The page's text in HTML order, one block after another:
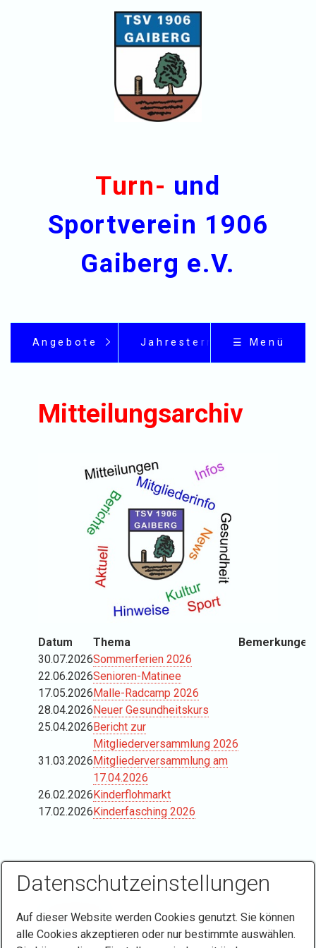
Turn- und
Sportverein 1906
Gaiberg e.V.
Angebote Jahrestermine☰ Menü
Mitteilungsarchiv
Datum Thema
Bemerkungen
30.07.2026Sommerferien 2026
22.06.2026Senioren-Matinee
17.05.2026Malle-Radcamp 2026
28.04.2026Neuer Gesundheitskurs
25.04.2026Bericht zur
Mitgliederversammlung 2026
31.03.2026Mitgliederversammlung am
17.04.2026
26.02.2026Kinderflohmarkt
17.02.2026Kinderfasching 2026
Datenschutzeinstellungen
Auf dieser Website werden Cookies genutzt. Sie können
alle Cookies akzeptieren oder nur bestimmte auswählen.